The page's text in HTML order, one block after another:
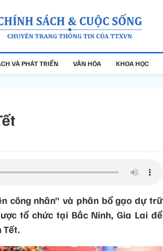
VÀ PHÁT TRIỂN VĂN HÓA KHOA HỌC
công nhân" và phân bổ gạo dự trữ
tổ chức tại Bắc Ninh, Gia Lai để
Tết.